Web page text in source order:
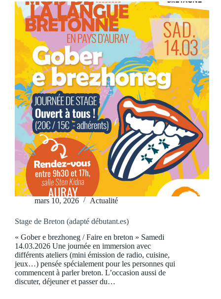
mars 10, 2026 Actualité
Stage de Breton (adapté débutant.es)
« Gober e brezhoneg / Faire en breton » Samedi
14.03.2026 Une journée en immersion avec
différents ateliers (mini émission de radio, cuisine,
jeux…) pensée spécialement pour les personnes qui
commencent à parler breton. L’occasion aussi de
discuter, déjeuner et passer du…